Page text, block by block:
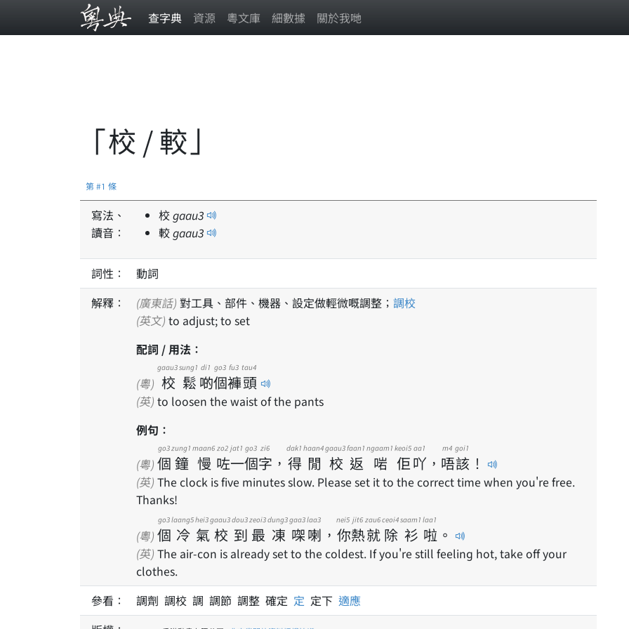
查字典 資源 粵文庫 細數據 關於我哋
「校 / 較」
第 #1 條
寫法、
讀音：
校gaau3
較gaau3
詞性：
動詞
解釋：
(廣東話) 對工具、部件、機器、設定做輕微嘅調整； 調校
(英文) to adjust; to set
配詞 / 用法：
(粵) 校
gaau3
鬆
sung1
啲
di1
個
go3
褲
fu3
頭
tau4
(英) to loosen the waist of the pants
例句：
(粵) 個
go3
鐘
zung1
慢
maan6
咗
zo2
一
jat1
個
go3
字
zi6
， 得
dak1
閒
haan4
校
gaau3
返
faan1
啱
ngaam1
佢
keoi5
吖
aa1
， 唔
m4
該
goi1
！
(英) The clock is five minutes slow. Please set it to the correct time when you're free.
Thanks!
(粵) 個
go3
冷
laang5
氣
hei3
校
gaau3
到
dou3
最
zeoi3
凍
dung3
㗎
gaa3
喇
laa3
， 你
nei5
熱
jit6
就
zau6
除
ceoi4
衫
saam1
啦
laa1
。
(英) The air-con is already set to the coldest. If you're still feeling hot, take off your
clothes.
參看：
調劑 調校 調 調節 調整 確定 定 定下 適應